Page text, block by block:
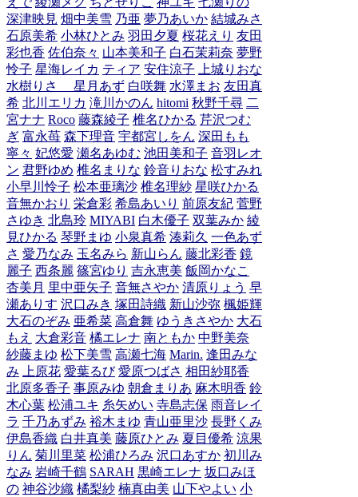
深津映見 畑中美雪 乃亜 夢乃あいか 結城みさ
石原美希 小林ひとみ 羽田夕夏 桜花えり 友田
彩也香 佐伯奈々 山本美和子 白石茉莉奈 夢野
怜子 星海レイカ ティア 安住涼子
上城りおな
水樹りさ 星月あず 白咲舞 水澤まお 友田真
希 北川エリカ 滝川かのん hitomi 秋野千尋 二
宮ナナ Roco 藤森綾子 椎名ひかる 芹沢つむ
ぎ 富永苺 森下理音 宇都宮しをん 深田もも
寧々 妃悠愛 瀬名あゆむ 池田美和子 音羽レオ
ン 君野ゆめ 椎名まりな 鈴音りおな 松すみれ
小早川怜子 松本亜璃沙 椎名理紗 星咲ひかる
音無かおり 栄倉彩 希島あいり 前原友紀 菅野
さゆき 北島玲 MIYABI 白木優子 双葉みか 綾
見ひかる 琴野まゆ 小泉真希 湊莉久 一色あず
さ 愛乃なみ 玉名みら 新山らん 藤北彩香 鏡
麗子 西条麗 篠宮ゆり 吉永恵美 飯岡かなこ
杏美月 里中亜矢子 音無さやか 清原りょう 早
瀬ありす 沢口みき 塚田詩織 新山沙弥 楓姫輝
大石のぞみ 亜希菜 高倉舞 ゆうきさやか 大石
もえ 大倉彩音 橘エレナ 南ともか 中野美奈
紗藤まゆ 松下美雪 高瀬七海 Marin. 逢田みな
み
上原花 愛葉るび 愛原つばさ 相田紗耶香
北原多香子 事原みゆ 朝倉まりあ 麻木明香 鈴
木心葉 松浦ユキ 糸矢めい 寺島志保 雨音レイ
ラ 千乃あずみ 裕木まゆ 青山亜里沙 長野くみ
伊島香織 白井真美 藤原ひとみ 夏目優希 涼果
りん 菊川里菜 松浦ひろみ 沢口あすか 初川み
なみ 岩崎千鶴 SARAH 黒崎エレナ 坂口みほ
の 神谷沙織 橘梨紗 楠真由美 山下やよい 小